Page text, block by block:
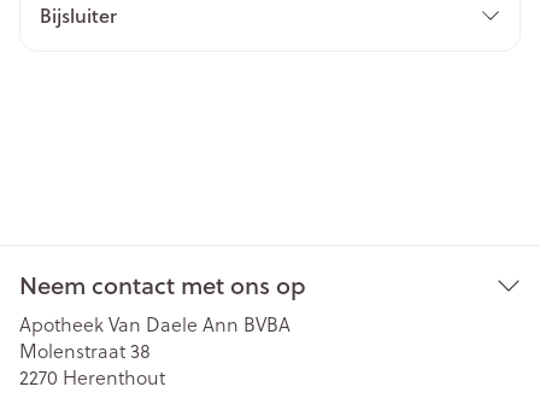
Bijsluiter
Neem contact met ons op
Apotheek Van Daele Ann BVBA
Molenstraat 38
2270 Herenthout